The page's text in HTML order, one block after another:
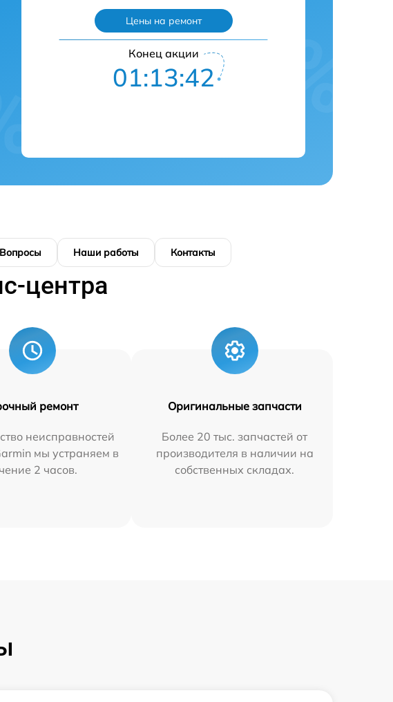
Цены на ремонт
Конец акции
01:13:41
Вопросы Наши работы Контакты
центра
ремонт
неисправностей
мы устраняем в
2 часов.
Оригинальные запчасти
Более 20 тыс. запчастей от
производителя в наличии на
собственных складах.